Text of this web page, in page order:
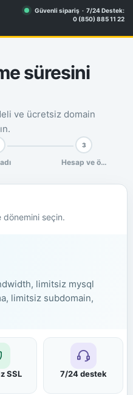
Güvenli sipariş · 7/24 Destek:
0 (850) 885 11 22
süresini
ve ücretsiz domain
3
Hesap ve ödeme
dönemini seçin.
limitsiz mysql
limitsiz subdomain,
SSL 7/24 destek